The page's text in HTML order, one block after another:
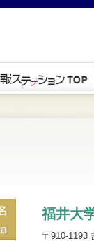
福井大
〒910-1193